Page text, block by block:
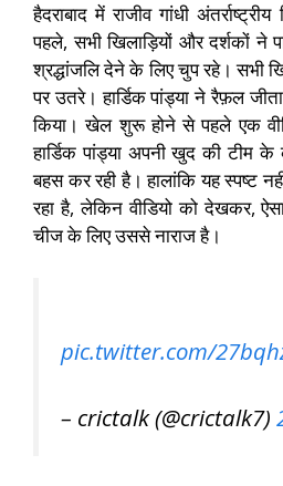
हैदराबाद में राजीव गांधी
पहले, सभी खिलाड़ियों और दर्शकों ने
श्रद्धांजलि देने के लिए चुप रहे। सभी
पर उतरे। हार्डिक पांड्या ने रैफ़ल
किया। खेल शुरू होने से पहले एक
हार्डिक पांड्या अपनी खुद की टीम
बहस कर रही है। हालांकि यह स्पष्ट
रहा है, लेकिन वीडियो को देखकर,
चीज के लिए उससे नाराज है।
pic.twitter.com/
– crictalk (@crictalk7)